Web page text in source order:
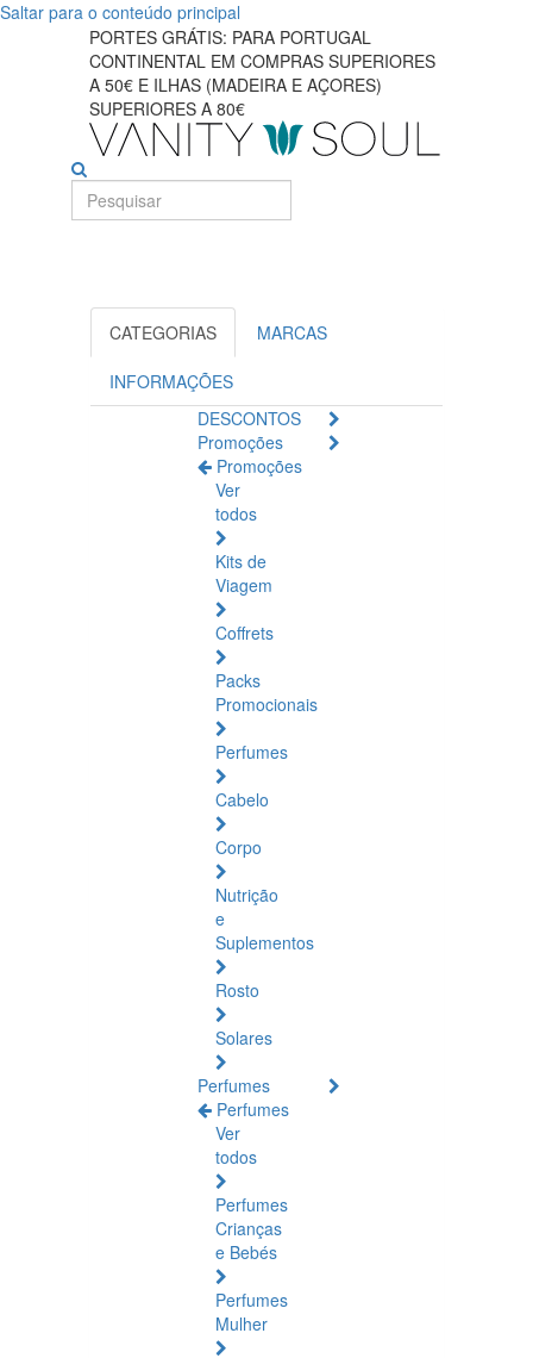
Saltar para o conteúdo principal
Descubra
produtos
limpeza
faciais
PORTES GRÁTIS: PARA PORTUGAL
CONTINENTAL EM COMPRAS SUPERIORES
A 50€ E ILHAS (MADEIRA E AÇORES)
SUPERIORES A 80€
CATEGORIAS MARCAS
INFORMAÇÕES
DESCONTOS
Promoções
Promoções
Ver
todos
Kits de
Viagem
Coffrets
Packs
Promocionais
Perfumes
Cabelo
Corpo
Nutrição
e
Suplementos
Rosto
Solares
Perfumes
Perfumes
Ver
todos
Perfumes
Crianças
e Bebés
Perfumes
Mulher